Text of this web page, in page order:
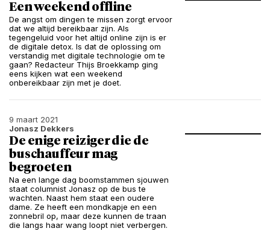
Een weekend offline
De angst om dingen te missen zorgt ervoor
dat we altijd bereikbaar zijn. Als
tegengeluid voor het altijd online zijn is er
de digitale detox. Is dat de oplossing om
verstandig met digitale technologie om te
gaan? Redacteur Thijs Broekkamp ging
eens kijken wat een weekend
onbereikbaar zijn met je doet.
9 maart 2021
Jonasz Dekkers
De enige reiziger die de
buschauffeur mag
begroeten
Na een lange dag boomstammen sjouwen
staat columnist Jonasz op de bus te
wachten. Naast hem staat een oudere
dame. Ze heeft een mondkapje en een
zonnebril op, maar deze kunnen de traan
die langs haar wang loopt niet verbergen.